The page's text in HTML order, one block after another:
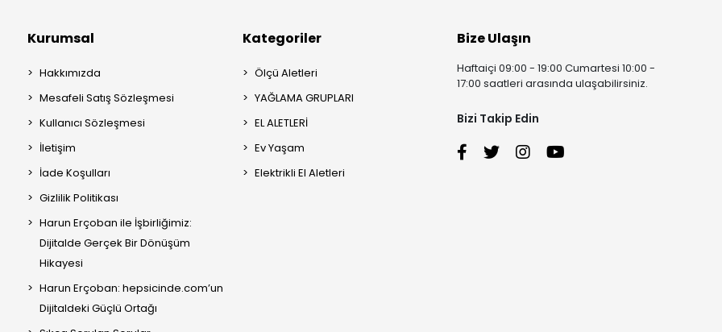
Kurumsal
Hakkımızda
Mesafeli Satış Sözleşmesi
Kullanıcı Sözleşmesi
İletişim
İade Koşulları
Gizlilik Politikası
Harun Erçoban ile İşbirliğimiz:
Dijitalde Gerçek Bir Dönüşüm
Hikayesi
Harun Erçoban: hepsicinde.com’un
Dijitaldeki Güçlü Ortağı
Kategoriler
Ölçü Aletleri
YAĞLAMA GRUPLARI
EL ALETLERİ
Ev Yaşam
Elektrikli El Aletleri
Bize Ulaşın
Haftaiçi 09:00 - 19:00 Cumartesi 10:00 -
17:00 saatleri arasında ulaşabilirsiniz.
Bizi Takip Edin